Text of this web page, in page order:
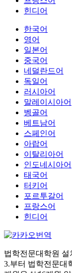
힌디어
한국어
영어
일본어
중국어
네덜란드어
독일어
러시아어
말레이시아어
벵골어
베트남어
스페인어
아랍어
이탈리아어
인도네시아어
태국어
터키어
포르투갈어
프랑스어
힌디어
법학전문대학원 설
3.부터 법학전문대